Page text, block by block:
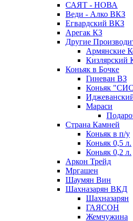
САЯТ - НОВА
Веди - Алко ВКЗ
Егвардский ВКЗ
Арегак КЗ
Другие
Армянские
Кизлярский
Коньяк в Бочке
Гиневан ВЗ
Коньяк
Мараси
Страна Камней
Коньяк в п/у
Коньяк 0,5 л.
Коньяк 0,2 л.
Аркон Трейд
Мргашен
Шаумян Вин
Шахназарян ВКД
Шахназарян
ГАЯСОН
Жемчужина